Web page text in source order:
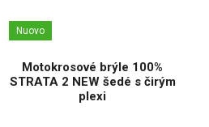
Nuovo
Motokrosové brýle 100%
STRATA 2 NEW šedé s čirým
plexi